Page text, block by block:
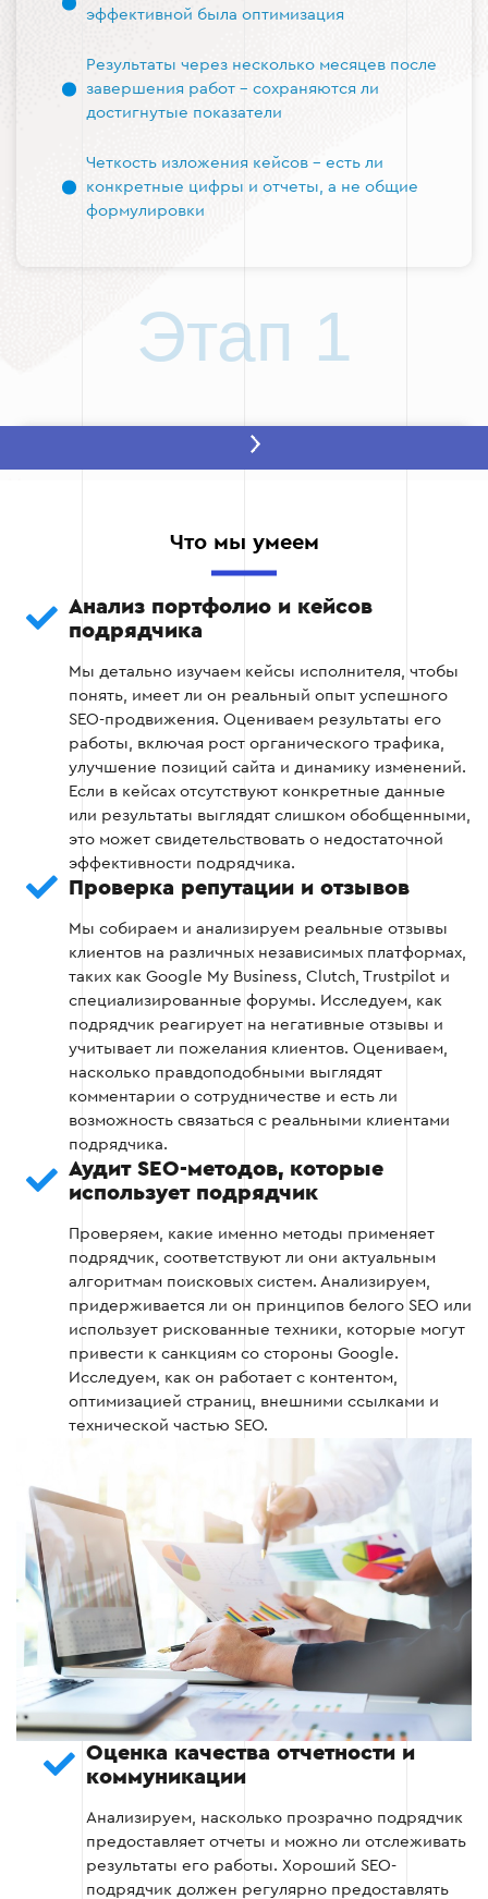
эффективной была оптимизация
Результаты через несколько месяцев после
завершения работ - сохраняются ли
достигнутые показатели
Четкость изложения кейсов - есть ли
конкретные цифры и отчеты, а не общие
формулировки
Этап 1
Этап 2: Проверка отзывов клиентов
сотрудничеством с подрядчиком.
Что стоит проверить:
Реальные отзывы клиентов на сторонних
Clutch).
Есть ли негативные отзывы и как на них
реагирует подрядчик
Сотрудничал ли SEO-специалист с вашей
нишей
Наличие контактных лиц, которые могут
подтвердить сотрудничество.
Этап 2
Этап 3: Анализ методов SEO-
продвижения
Методы SEO, которые использует подрядчик,
должны соответствовать современным
требованиям поисковых систем.
Проверьте, придерживается ли подрядчик
следующих принципов:
Белое SEO - использование только
разрешенных методов оптимизации.
Качественная работа с контентом -
Здоровый ссылочный профиль -
получение качественных ссылок без спама.
Техническая SEO-оптимизация -
исправление ошибок на сайте, скорость
загрузки.
Этап 3
Что мы умеем
Анализ портфолио и кейсов
подрядчика
Мы детально изучаем кейсы исполнителя, чтобы
понять, имеет ли он реальный опыт успешного
SEO-продвижения. Оцениваем результаты его
работы, включая рост органического трафика,
улучшение позиций сайта и динамику изменений.
Если в кейсах отсутствуют конкретные данные
или результаты выглядят слишком обобщенными,
это может свидетельствовать о недостаточной
эффективности подрядчика.
Проверка репутации и отзывов
Мы собираем и анализируем реальные отзывы
клиентов на различных независимых платформах,
таких как Google My Business, Clutch, Trustpilot и
специализированные форумы. Исследуем, как
подрядчик реагирует на негативные отзывы и
учитывает ли пожелания клиентов. Оцениваем,
насколько правдоподобными выглядят
комментарии о сотрудничестве и есть ли
возможность связаться с реальными клиентами
подрядчика.
Аудит SEO-методов, которые
использует подрядчик
Проверяем, какие именно методы применяет
подрядчик, соответствуют ли они актуальным
алгоритмам поисковых систем. Анализируем,
придерживается ли он принципов белого SEO или
использует рискованные техники, которые могут
привести к санкциям со стороны Google.
Исследуем, как он работает с контентом,
оптимизацией страниц, внешними ссылками и
технической частью SEO.
Оценка качества отчетности и
коммуникации
Анализируем, насколько прозрачно подрядчик
предоставляет отчеты и можно ли отслеживать
результаты его работы. Хороший SEO-
подрядчик должен регулярно предоставлять